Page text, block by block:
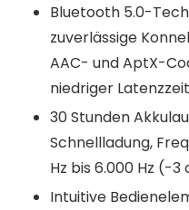
Bluetooth 5.0-
zuverlässige
AAC- und AptX-
niedriger Latenzzeit
30 Stunden
Schnellladung,
Hz bis 6.000 Hz (-3
Intuitive